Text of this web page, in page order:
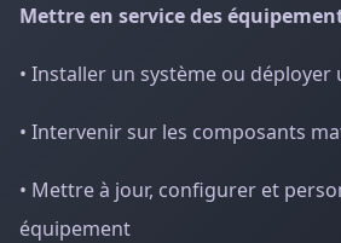
Mettre en service des
• Installer un système ou déployer
• Intervenir sur les composants
• Mettre à jour, configurer et
équipement